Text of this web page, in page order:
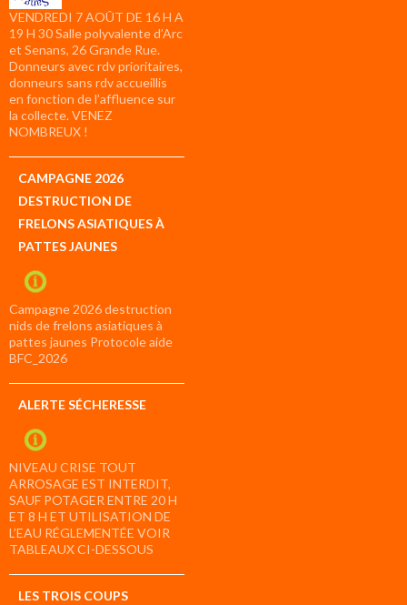
VENDREDI 7 AOÛT DE 16 H A
19 H 30 Salle polyvalente d’Arc
et Senans, 26 Grande Rue.
Donneurs avec rdv prioritaires,
donneurs sans rdv accueillis
en fonction de l’affluence sur
la collecte. VENEZ
NOMBREUX !
CAMPAGNE 2026
DESTRUCTION DE
FRELONS ASIATIQUES À
PATTES JAUNES
Campagne 2026 destruction
nids de frelons asiatiques à
pattes jaunes Protocole aide
BFC_2026
ALERTE SÉCHERESSE
NIVEAU CRISE TOUT
ARROSAGE EST INTERDIT,
SAUF POTAGER ENTRE 20 H
ET 8 H ET UTILISATION DE
L’EAU RÉGLEMENTÉE VOIR
TABLEAUX CI-DESSOUS
LES TROIS COUPS